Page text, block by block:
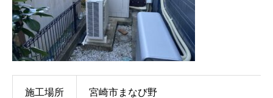
施工場所 宮崎市まなび野